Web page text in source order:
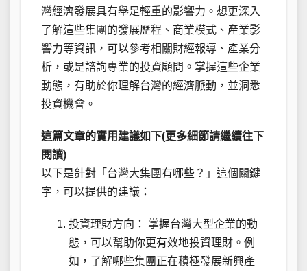
灣經濟發展具有舉足輕重的影響力。想更深入
了解這些集團的發展歷程、商業模式、產業影
響力等資訊，可以參考相關財經報導、產業分
析，或是諮詢專業的投資顧問。掌握這些企業
動態，有助於你理解台灣的經濟脈動，並洞悉
投資機會。
這篇文章的實用建議如下(更多細節請繼續往下
閱讀)
以下是針對「台灣大集團有哪些？」這個關鍵
字，可以提供的建議：
投資理財方向： 掌握台灣大型企業的動
態，可以幫助你更有效地投資理財。例
如，了解哪些集團正在積極發展新興產